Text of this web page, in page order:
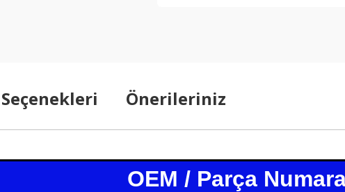
Önerileriniz
OEM / Parça